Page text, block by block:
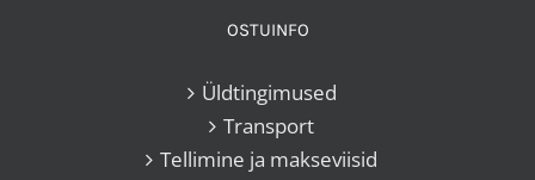
OSTUINFO
Üldtingimused
Transport
Tellimine ja makseviisid